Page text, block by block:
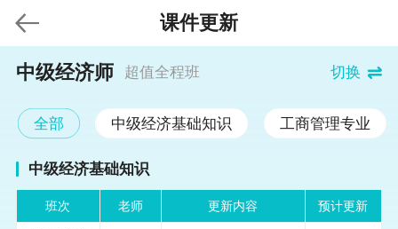
课件更新
中级经济师 超值全程班 切换
全部 中级经济基础知识 工商管理专业
中级经济基础知识
班次 老师 更新内容 预计更新